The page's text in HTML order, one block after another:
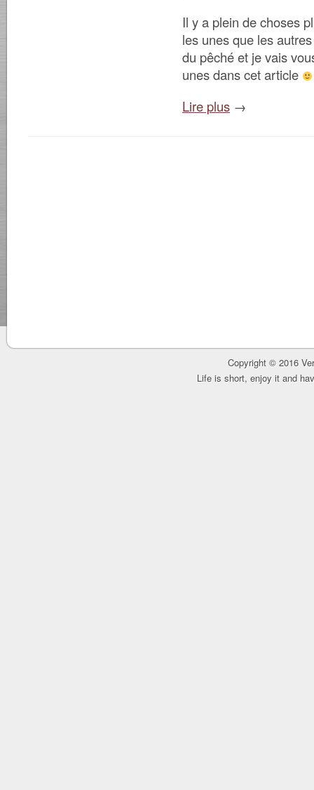
Il y a plein de choses
les unes que les
du pêché et je vais
unes dans cet article
Lire plus →
Copyright © 2016
Life is short, enjoy it and